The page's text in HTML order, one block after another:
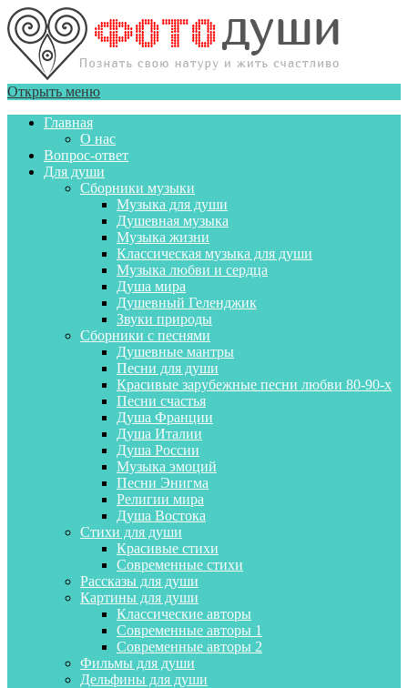
Открыть меню
Главная
О нас
Вопрос-ответ
Для души
Сборники музыки
Музыка для души
Душевная музыка
Музыка жизни
Классическая музыка для души
Музыка любви и сердца
Душа мира
Душевный Геленджик
Звуки природы
Сборники с песнями
Душевные мантры
Песни для души
Красивые зарубежные песни любви 80-90-х
Песни счастья
Душа Франции
Душа Италии
Душа России
Музыка эмоций
Песни Энигма
Религии мира
Душа Востока
Стихи для души
Красивые стихи
Современные стихи
Рассказы для души
Картины для души
Классические авторы
Современные авторы 1
Современные авторы 2
Фильмы для души
Дельфины для души